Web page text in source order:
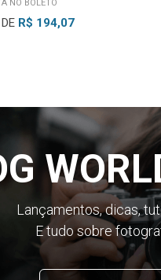
NO BOLETO
R$ 194,07
Lançamentos, dicas,
E tudo sobre